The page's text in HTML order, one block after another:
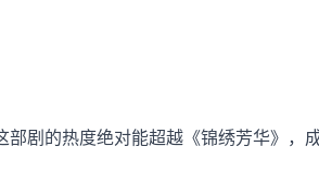
剧的热度绝对能超越《锦绣芳华》，